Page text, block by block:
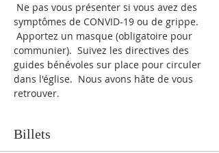
Ne pas vous présenter si vous avez des
symptômes de CONVID-19 ou de grippe.
Apportez un masque (obligatoire pour
communier).  Suivez les directives des
guides bénévoles sur place pour circuler
dans l'église.  Nous avons hâte de vous
retrouver.
Billets